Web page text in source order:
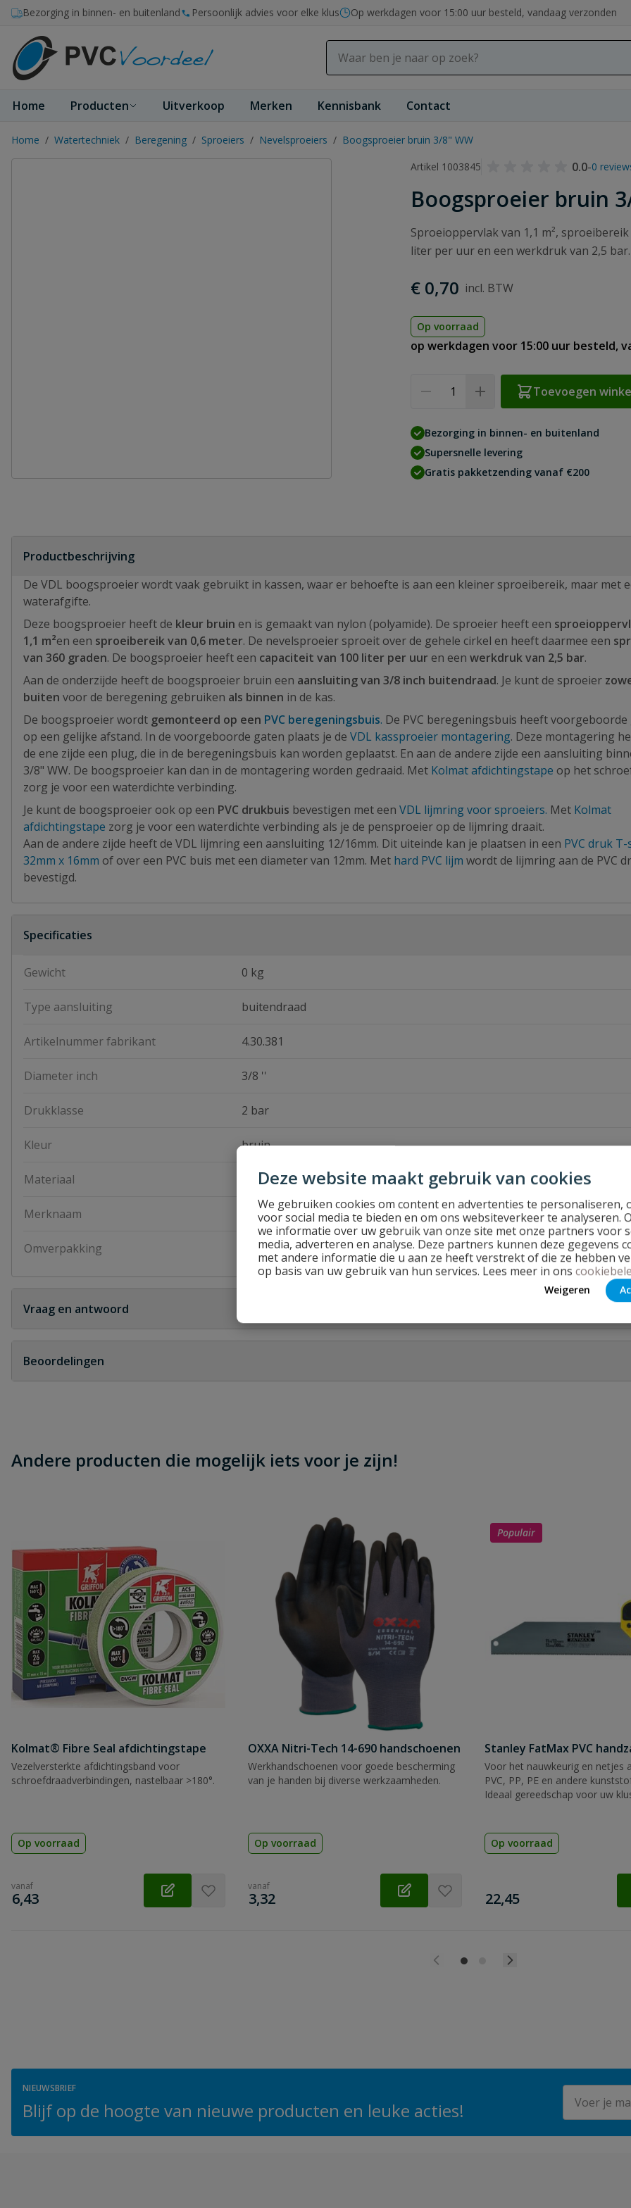
Deze website maakt gebruik van cookies
We gebruiken cookies om content en advertenties te personaliseren,
voor social media te bieden en om ons websiteverkeer te analyseren.
we informatie over uw gebruik van onze site met onze partners voor
media, adverteren en analyse. Deze partners kunnen deze gegevens
met andere informatie die u aan ze heeft verstrekt of die ze hebben
op basis van uw gebruik van hun services. Lees meer in ons
Weigeren
Ga naar de inhoud
Bezorging in binnen- en buitenland Persoonlijk advies voor elke klus Op werkdagen voor 15:00 uur besteld, vandaag verzonden
Home Producten Uitverkoop Merken Kennisbank Contact
Home / Watertechniek / Beregening / Sproeiers / Nevelsproeiers / Boogsproeier bruin 3/8" WW
Artikel 1003845
0.0-0
Boogsproeier bruin
Sproeioppervlak van 1,1 m²,
liter per uur en een werkdruk van 2,5 bar.
€ 0,70
Op voorraad
op werkdagen voor 15:00 uur besteld,
Toevoegen
Bezorging in binnen- en buitenland
Supersnelle levering
Gratis pakketzending vanaf €200
Productbeschrijving
De VDL boogsproeier wordt vaak gebruikt in kassen, waar er behoefte is aan een kleiner sproeibereik, maar met
waterafgifte.
Deze boogsproeier heeft de kleur bruin en is gemaakt van nylon (polyamide). De sproeier heeft een
1,1 m²en een sproeibereik van 0,6 meter. De nevelsproeier sproeit over de gehele cirkel en heeft daarmee een
van 360 graden. De boogsproeier heeft een capaciteit van 100 liter per uur en een werkdruk van 2,5 bar.
Aan de onderzijde heeft de boogsproeier bruin een aansluiting van 3/8 inch buitendraad. Je kunt de sproeier
buiten voor de beregening gebruiken als binnen in de kas.
De boogsproeier wordt gemonteerd op een PVC beregeningsbuis. De PVC beregeningsbuis heeft voorgeboorde
op een gelijke afstand. In de voorgeboorde gaten plaats je de VDL kassproeier montagering. Deze montagering
de ene zijde een plug, die in de beregeningsbuis kan worden geplaatst. En aan de andere zijde een aansluiting
3/8" WW. De boogsproeier kan dan in de montagering worden gedraaid. Met Kolmat afdichtingstape op het
zorg je voor een waterdichte verbinding.
Je kunt de boogsproeier ook op een PVC drukbuis bevestigen met een VDL lijmring voor sproeiers. Met Kolmat
afdichtingstape zorg je voor een waterdichte verbinding als je de pensproeier op de lijmring draait.
Aan de andere zijde heeft de VDL lijmring een aansluiting 12/16mm. Dit uiteinde kan je plaatsen in een PVC druk
32mm x 16mm of over een PVC buis met een diameter van 12mm. Met hard PVC lijm wordt de lijmring aan de PVC
bevestigd.
Specificaties
Gewicht 0 kg
Type aansluiting buitendraad
Artikelnummer fabrikant 4.30.381
Diameter inch 3/8 ''
Drukklasse 2 bar
Kleur bruin
Materiaal PA6
Merknaam Van de Lande (VDL)
Omverpakking 1000 stuks
Vraag en antwoord
Geen vragen
Beoordelingen
Naam
Samenvatting
Beoordeling
Beoordeling versturen
Andere producten die mogelijk iets voor je zijn!
Kolmat® Fibre Seal afdichtingstape
Vezelversterkte afdichtingsband voor
schroefdraadverbindingen, nastelbaar >180°.
Op voorraad
vanaf
€
6,43
OXXA Nitri-Tech 14-690 handschoenen
Werkhandschoenen voor goede bescherming
van je handen bij diverse werkzaamheden.
Op voorraad
vanaf
€
3,32
Populair
Stanley FatMax PVC
Voor het nauwkeurig en netjes
PVC, PP, PE en andere
Ideaal gereedschap voor uw
Op voorraad
€
22,45
NIEUWSBRIEF
Blijf op de hoogte van nieuwe producten en leuke acties!